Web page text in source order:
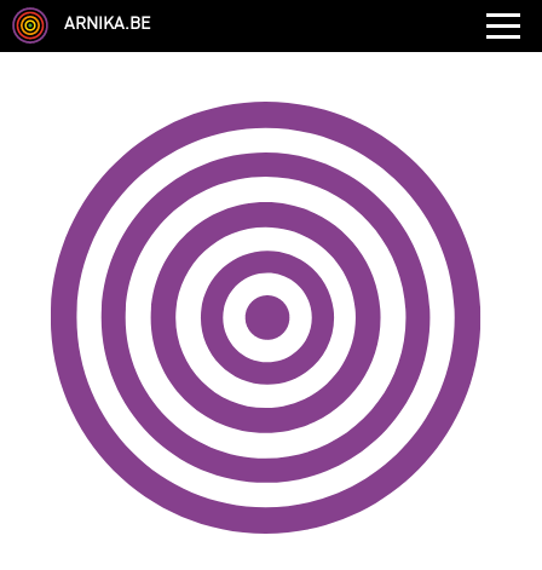
ARNIKA.BE
AUTRE COMPÉTENCE TYPE
LANGUES PARLÉES ÉCOLE
CHEVEUX TAILLE
CORPULENCE ANNÉE DE NAISSANCE
ANNULER LES FILTRES